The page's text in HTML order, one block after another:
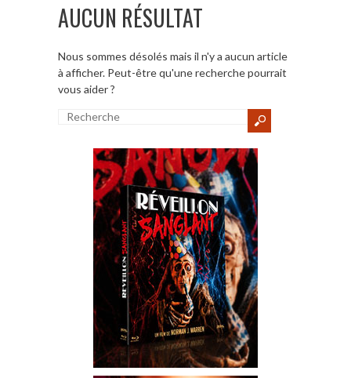
AUCUN RÉSULTAT
Nous sommes désolés mais il n'y a aucun article
à afficher. Peut-être qu'une recherche pourrait
vous aider ?